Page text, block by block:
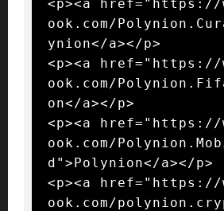
<p><a href="https://
ook.com/
ynion</a></p>
<p><a href="https://
ook.com/
on</a></p>
<p><a href="https://
ook.com/
d">Polynion</a></p>
<p><a href="https://
ook.com/